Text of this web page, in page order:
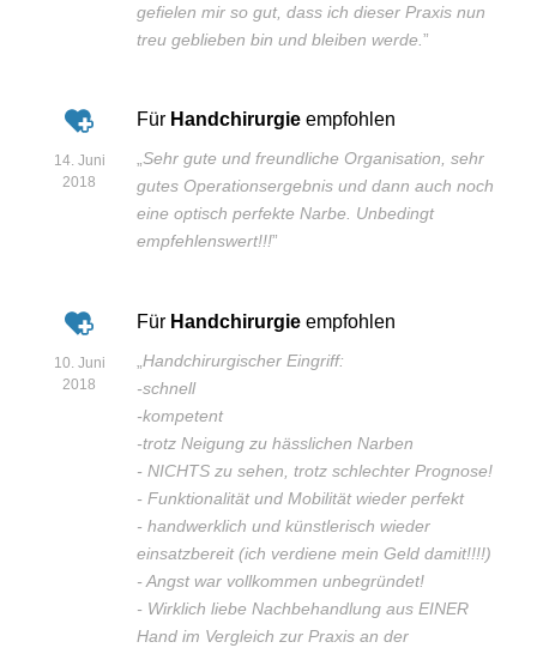
gefielen mir so gut, dass ich dieser Praxis nun
treu geblieben bin und bleiben werde. ”
14. Juni
2018
Für Handchirurgie empfohlen
„Sehr gute und freundliche Organisation, sehr
gutes Operationsergebnis und dann auch noch
eine optisch perfekte Narbe. Unbedingt
empfehlenswert!!!”
10. Juni
2018
Für Handchirurgie empfohlen
Handchirurgischer Eingriff:
-schnell
-kompetent
-trotz Neigung zu hässlichen Narben
- NICHTS zu sehen, trotz schlechter Prognose!
- Funktionalität und Mobilität wieder perfekt
- handwerklich und künstlerisch wieder
einsatzbereit (ich verdiene mein Geld damit!!!!)
- Angst war vollkommen unbegründet!
- Wirklich liebe Nachbehandlung aus EINER
Hand im Vergleich zur Praxis an der